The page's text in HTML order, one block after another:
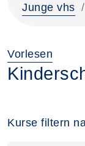
Junge vhs
Vorlesen
Kurse filtern